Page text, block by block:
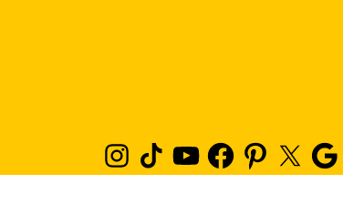
InstagramTikTokYoutubeFacebookPinterestTwitterGoogle
News